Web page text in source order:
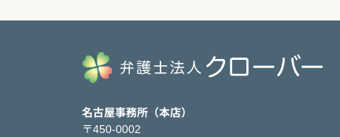
名古屋事務所（本店）
〒450-0002